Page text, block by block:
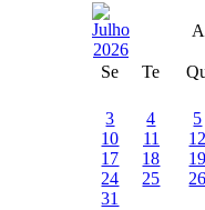
Se Te
3 4
5
10
11
17
18
24
25
31